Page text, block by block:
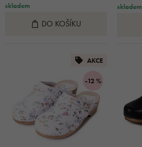
skladem
DO KOŠÍKU
skladem
AKCE
-12 %